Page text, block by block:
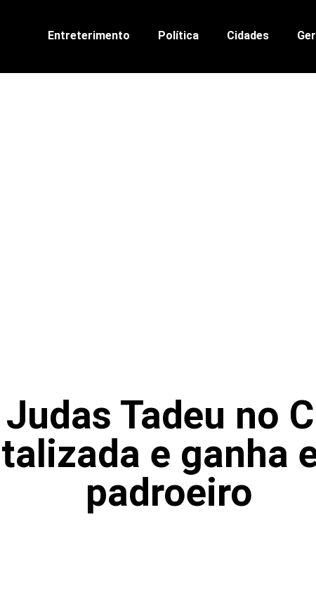
Entreterimento Política Cidades
Tadeu no
e ganha
padroeiro